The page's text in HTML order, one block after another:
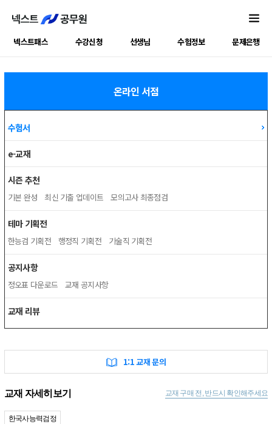
넥스트패스 수강신청 선생님 수험정보 문제은행
온라인 서점
수험서
e-교재
시즌 추천
기본 완성 최신 기출 업데이트 모의고사 최종점검
테마 기획전
한능검 기획전 행정직 기획전 기술직 기획전
공지사항
정오표 다운로드 교재 공지사항
교재 리뷰
1:1 교재 문의
교재 자세히보기 교재 구매 전, 반드시 확인해주세요
한국사능력검정